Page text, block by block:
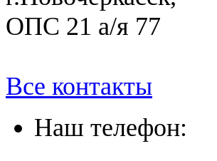
ОПС 21 а/я 77
Все контакты
Наш телефон: